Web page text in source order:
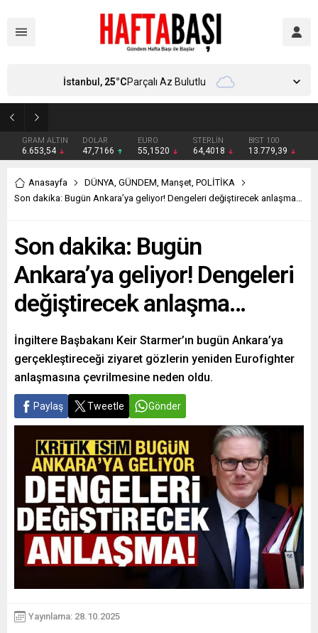
GRAM ALTIN
6.653,54
DOLAR
47,7166
EURO
55,1520
STERLİN
64,4018
BIST 100
13.779,39
İstanbul, 25°CParçalı Az Bulutlu
Anasayfa DÜNYA, GÜNDEM, Manşet, POLİTİKA
Son dakika: Bugün Ankara’ya geliyor! Dengeleri değiştirecek anlaşma…
Son dakika: Bugün
Ankara’ya geliyor! Dengeleri
değiştirecek anlaşma…
İngiltere Başbakanı Keir Starmer’ın bugün Ankara’ya
gerçekleştireceği ziyaret gözlerin yeniden Eurofighter
anlaşmasına çevrilmesine neden oldu.
Paylaş Tweetle Gönder
Yayınlama: 28.10.2025